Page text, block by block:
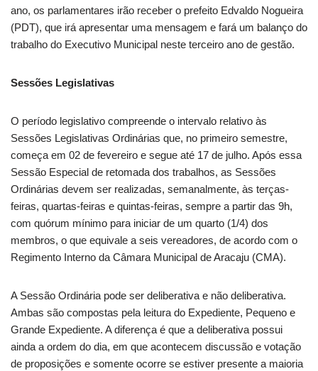
ano, os parlamentares irão receber o prefeito Edvaldo Nogueira
(PDT), que irá apresentar uma mensagem e fará um balanço do
trabalho do Executivo Municipal neste terceiro ano de gestão.
Sessões Legislativas
O período legislativo compreende o intervalo relativo às
Sessões Legislativas Ordinárias que, no primeiro semestre,
começa em 02 de fevereiro e segue até 17 de julho. Após essa
Sessão Especial de retomada dos trabalhos, as Sessões
Ordinárias devem ser realizadas, semanalmente, às terças-
feiras, quartas-feiras e quintas-feiras, sempre a partir das 9h,
com quórum mínimo para iniciar de um quarto (1/4) dos
membros, o que equivale a seis vereadores, de acordo com o
Regimento Interno da Câmara Municipal de Aracaju (CMA).
A Sessão Ordinária pode ser deliberativa e não deliberativa.
Ambas são compostas pela leitura do Expediente, Pequeno e
Grande Expediente. A diferença é que a deliberativa possui
ainda a ordem do dia, em que acontecem discussão e votação
de proposições e somente ocorre se estiver presente a maioria